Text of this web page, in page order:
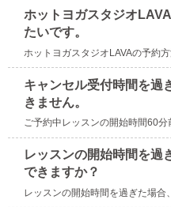
ホットヨガスタジオ
たいです。
ホットヨガスタジオLAVAの予約
キャンセル受付時間を過
きません。
ご予約中レッスンの開始時間60
レッスンの開始時間を過
できますか？
レッスンの開始時間を過ぎた場合